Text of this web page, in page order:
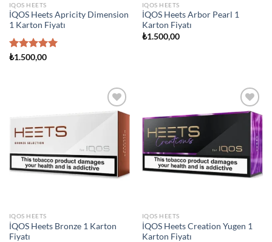
IQOS HEETS
İQOS Heets Apricity Dimension
1 Karton Fiyatı
5 üzerinden
₺1.500,00
IQOS HEETS
İQOS Heets Arbor Pearl 1
Karton Fiyatı
₺1.500,00
Add to
IQOS HEETS
İQOS Heets Bronze 1 Karton
Fiyatı
Add to
wishlist
IQOS HEETS
İQOS Heets Creation Yugen 1
Karton Fiyatı